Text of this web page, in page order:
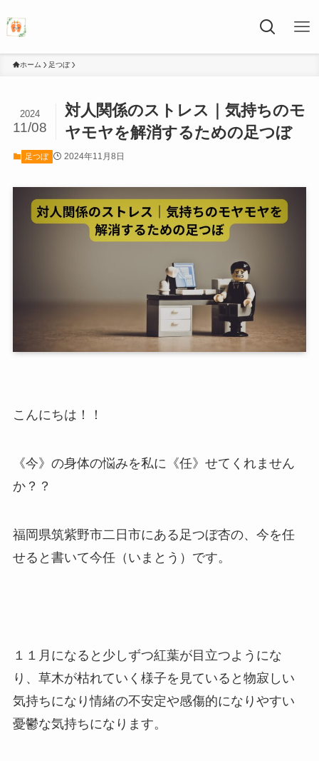
ホーム 足つぼ
対人関係のストレス｜気持ちのモ
ヤモヤを解消するための足つぼ
2024
11/08
足つぼ 2024年11月8日
こんにちは！！
《今》の身体の悩みを私に《任》せてくれません
か？？
福岡県筑紫野市二日市にある足つぼ杏の、今を任
せると書いて今任（いまとう）です。
１１月になると少しずつ紅葉が目立つようにな
り、草木が枯れていく様子を見ていると物寂しい
気持ちになり情緒の不安定や感傷的になりやすい
憂鬱な気持ちになります。